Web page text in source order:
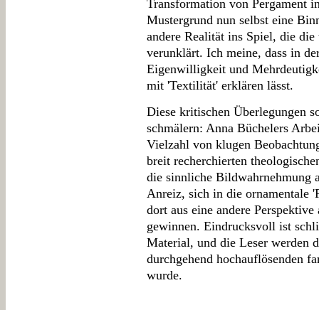
Transformation von Pergament
Mustergrund nun selbst eine
andere Realität ins Spiel, die
verunklärt. Ich meine, dass in
Eigenwilligkeit und
mit 'Textilität' erklären lässt.
Diese kritischen Überlegungen
schmälern: Anna Büchelers
Vielzahl von klugen
breit recherchierten
die sinnliche Bildwahrnehmung
Anreiz, sich in die ornamentale
dort aus eine andere
gewinnen. Eindrucksvoll ist
Material, und die Leser werden
durchgehend hochauflösenden
wurde.